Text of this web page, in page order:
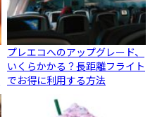
プレエコへのアップグレード、
いくらかかる？長距離フライト
でお得に利用する方法